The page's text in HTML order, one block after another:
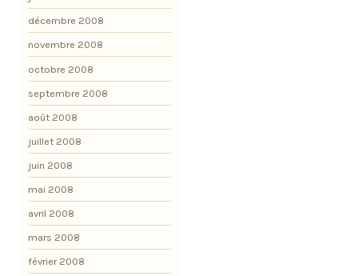
décembre 2008
novembre 2008
octobre 2008
septembre 2008
août 2008
juillet 2008
juin 2008
mai 2008
avril 2008
mars 2008
février 2008